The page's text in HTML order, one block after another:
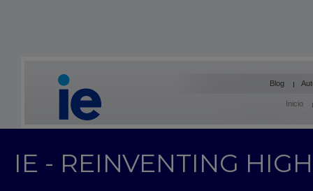
Blog
Inicio
IE - REINVENTING